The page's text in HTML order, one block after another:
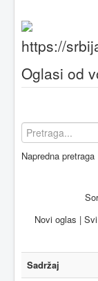
Oglasi od
Napredna pretraga
Novi oglas |
Sadržaj